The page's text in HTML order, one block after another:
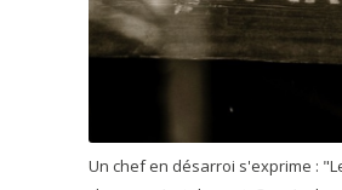
Un chef en désarroi s'exprime :